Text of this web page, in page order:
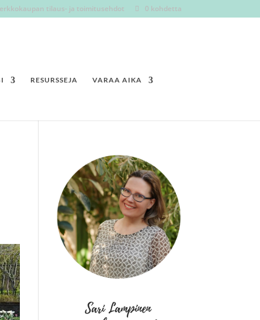
tilaus- ja toimitusehdot 0 kohdetta
RESURSSEJA VARAA AIKA